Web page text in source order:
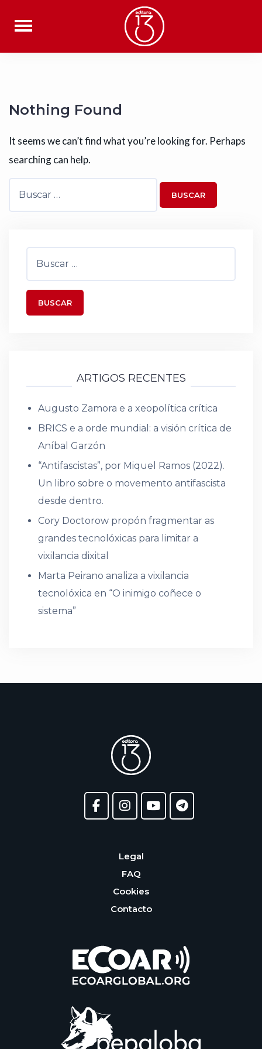
Nothing Found
It seems we can’t find what you’re looking for. Perhaps
searching can help.
ARTIGOS RECENTES
Augusto Zamora e a xeopolítica crítica
BRICS e a orde mundial: a visión crítica de
Aníbal Garzón
“Antifascistas”, por Miquel Ramos (2022).
Un libro sobre o movemento antifascista
desde dentro.
Cory Doctorow propón fragmentar as
grandes tecnolóxicas para limitar a
vixilancia dixital
Marta Peirano analiza a vixilancia
tecnolóxica en “O inimigo coñece o
sistema”
Legal
FAQ
Cookies
Contacto